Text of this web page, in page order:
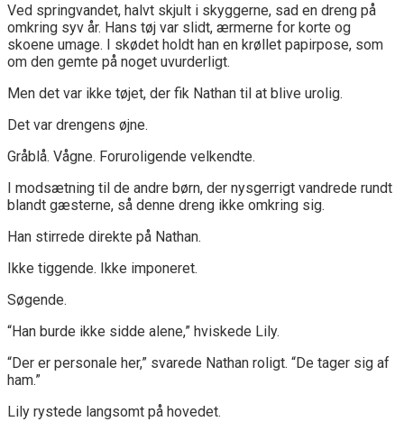
Ved springvandet, halvt skjult i skyggerne, sad en dreng på
omkring syv år. Hans tøj var slidt, ærmerne for korte og
skoene umage. I skødet holdt han en krøllet papirpose, som
om den gemte på noget uvurderligt.
Men det var ikke tøjet, der fik Nathan til at blive urolig.
Det var drengens øjne.
Gråblå. Vågne. Foruroligende velkendte.
I modsætning til de andre børn, der nysgerrigt vandrede rundt
blandt gæsterne, så denne dreng ikke omkring sig.
Han stirrede direkte på Nathan.
Ikke tiggende. Ikke imponeret.
Søgende.
“Han burde ikke sidde alene,” hviskede Lily.
“Der er personale her,” svarede Nathan roligt. “De tager sig af
ham.”
Lily rystede langsomt på hovedet.